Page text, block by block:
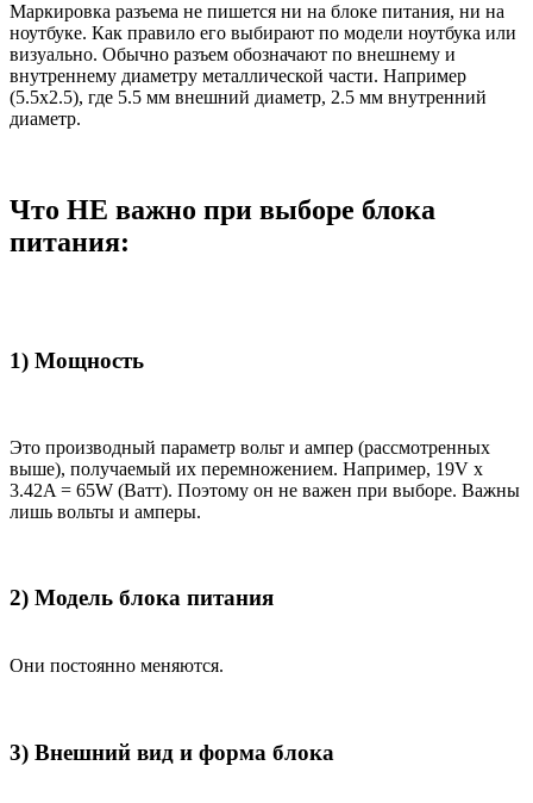
Маркировка разъема не пишется ни на блоке питания, ни на
ноутбуке. Как правило его выбирают по модели ноутбука или
визуально. Обычно разъем обозначают по внешнему и
внутреннему диаметру металлической части. Например
(5.5x2.5), где 5.5 мм внешний диаметр, 2.5 мм внутренний
диаметр.
Что НЕ важно при выборе блока
питания:
1) Мощность
Это производный параметр вольт и ампер (рассмотренных
выше), получаемый их перемножением. Например, 19V x
3.42A = 65W (Ватт). Поэтому он не важен при выборе. Важны
лишь вольты и амперы.
2) Модель блока питания
Они постоянно меняются.
3) Внешний вид и форма блока